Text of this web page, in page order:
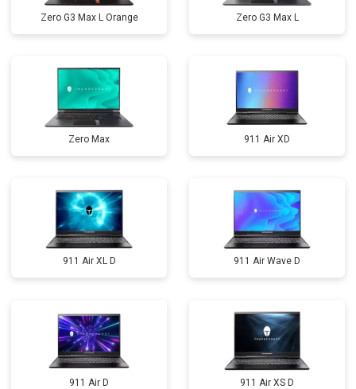
Zero G3 Max L Orange Zero G3 Max L
Zero Max 911 Air XD
911 Air XL D 911 Air Wave D
911 Air D 911 Air XS D